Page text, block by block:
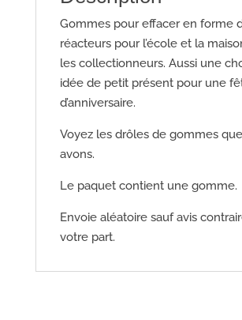
Gommes pour effacer en forme
réacteurs pour l’école et la
les collectionneurs. Aussi une
idée de petit présent pour une
d’anniversaire.
Voyez les drôles de gommes
avons.
Le paquet contient une gomme.
Envoie aléatoire sauf avis
votre part.